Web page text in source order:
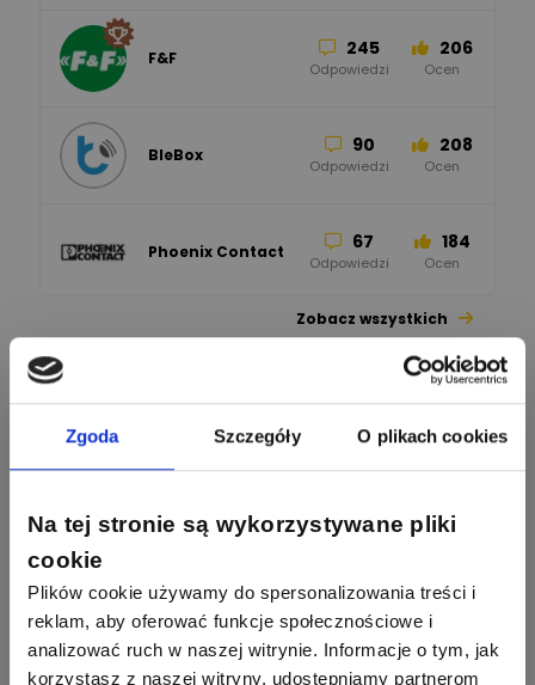
Zgoda Szczegóły O plikach cookies
Na tej stronie są wykorzystywane pliki
cookie
Plików cookie używamy do spersonalizowania treści i
reklam, aby oferować funkcje społecznościowe i
analizować ruch w naszej witrynie. Informacje o tym, jak
korzystasz z naszej witryny, udostępniamy partnerom
F&F 245
Odpowiedzi
206
Ocen
BleBox 90
Odpowiedzi
208
Ocen
Phoenix Contact 67
Odpowiedzi
184
Ocen
26 113
Ocen
34 86
ELKO-BIS Systemy
47 67
Zamel 50
Odpowiedzi Ocen
Zobacz wszystkich
Pomocni użytkownicy
artel electric 2358
Odpowiedzi
2733
Ocen
Zhandos62 1256
Odpowiedzi Ocen